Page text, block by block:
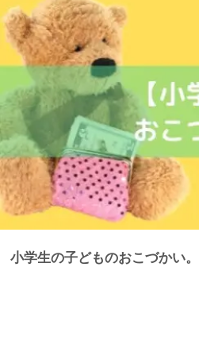
小学生の子どものおこづかい